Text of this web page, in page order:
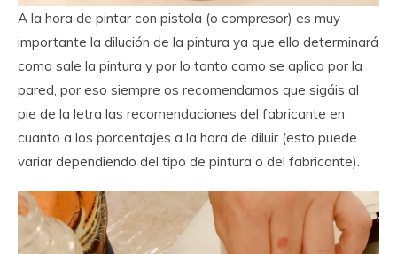
A la hora de pintar con pistola (o compresor) es muy
importante la dilución de la pintura ya que ello determinará
como sale la pintura y por lo tanto como se aplica por la
pared, por eso siempre os recomendamos que sigáis al
pie de la letra las recomendaciones del fabricante en
cuanto a los porcentajes a la hora de diluir (esto puede
variar dependiendo del tipo de pintura o del fabricante).